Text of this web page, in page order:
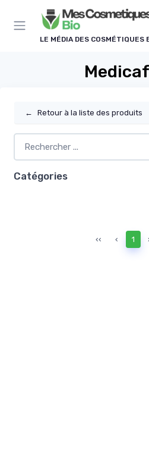
LE MÉDIA DES COSMÉTIQUES
← Retour à la liste des produits
Catégories
‹‹ ‹ 1
Panneau de gestion des cookies